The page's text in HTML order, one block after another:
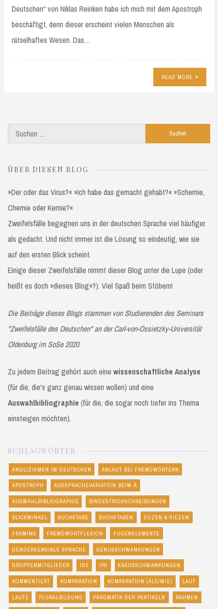
Deutschen“ von Niklas Reinken habe ich mich mit dem Apostroph
beschäftigt, denn dieser erscheint vielen Menschen als
rätselhaftes Wesen. Das…
READ MORE
nach:
ÜBER DIESEN BLOG
»Der oder das Virus?« »Ich habe das gemacht gehabt?« »Schemie,
Chemie oder Kemie?«
Zweifelsfälle begegnen uns in der deutschen Sprache viel häufiger
als gedacht. Und nicht immer ist die Lösung so eindeutig, wie sie
auf den ersten Blick scheint.
Einige dieser Zweifelsfälle nimmt dieser Blog unter die Lupe (oder
heißt es doch »dieses Blog«?). Viel Spaß beim Stöbern!
Die Beiträge dieses Blogs stammen von Studierenden des Seminars
"Zweifelsfälle des Deutschen" an der Carl-von-Ossietzky-Universität
Oldenburg im SoSe 2020.
Zu jedem Beitrag gehört auch eine wissenschaftliche Analyse
(für die, die's ganz genau wissen wollen) und eine
Auswahlbibliographie (für die, die sogar noch tiefer ins Thema
einsteigen möchten).
SCHLAGWÖRTER
ANGLIZISMEN IM DEUTSCHEN ANLAUT BEI FREMDWÖRTERN
APOSTROPH AUSSPRACHEVARIATION BEIM Ä
AUSWAHLBIBLIOGRAPHIE BINDESTRICHSCHREIBUNGEN
BLICKWINKEL BUCHSTABE BUCHSTABEN DUZEN & SIEZEN
FRAMING FREMDWORTFLEXION FUGENELEMENTE
GENDERSENSIBLE SPRACHE GENUSSCHWANKUNGEN
GRUPPENMITGLIEDER IDS IPA KASUSSCHWANKUNGEN
KOMMENTIERT KOMPARATION KOMPARATION (ALS/WIE) LAUT
LAUTE PLURALBILDUNG PRAGMATIK DER PARTIKELN RAHMEN